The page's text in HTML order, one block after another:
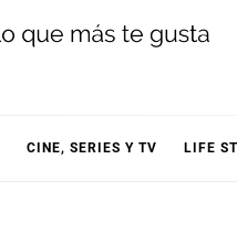
CINE, SERIES Y TV LIFE